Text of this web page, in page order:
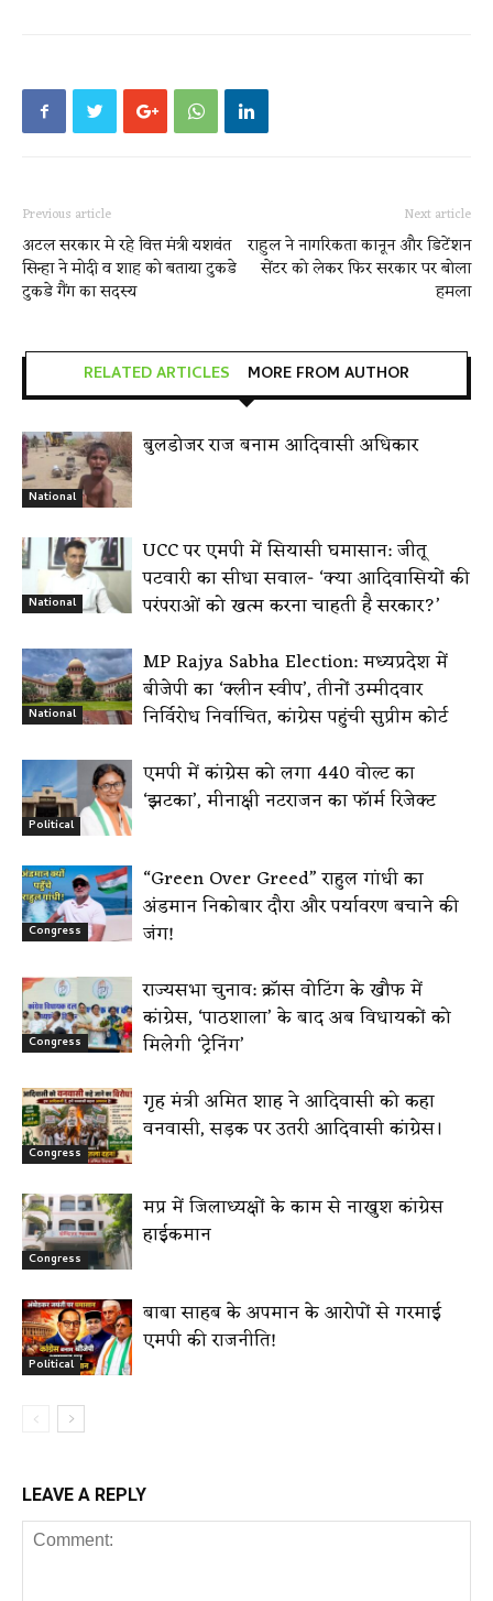
Previous article
अटल सरकार मे रहे वित्त मंत्री यशवंत
सिन्हा ने मोदी व शाह को बताया टुकडे
टुकडे गैंग का सदस्य
Next article
राहुल ने नागरिकता कानून और डिटेंशन
सेंटर को लेकर फिर सरकार पर बोला
हमला
RELATED ARTICLES MORE FROM AUTHOR
National
बुलडोजर राज बनाम आदिवासी अधिकार
National
UCC पर एमपी में सियासी घमासान: जीतू
पटवारी का सीधा सवाल- ‘क्या आदिवासियों की
परंपराओं को खत्म करना चाहती है सरकार?’
National
MP Rajya Sabha Election: मध्यप्रदेश में
बीजेपी का ‘क्लीन स्वीप’, तीनों उम्मीदवार
निर्विरोध निर्वाचित, कांग्रेस पहुंची सुप्रीम कोर्ट
Political
एमपी में कांग्रेस को लगा 440 वोल्ट का
‘झटका’, मीनाक्षी नटराजन का फॉर्म रिजेक्ट
Congress
“Green Over Greed” राहुल गांधी का
अंडमान निकोबार दौरा और पर्यावरण बचाने की
जंग!
Congress
राज्यसभा चुनाव: क्रॉस वोटिंग के खौफ में
कांग्रेस, ‘पाठशाला’ के बाद अब विधायकों को
मिलेगी ‘ट्रेनिंग’
Congress
गृह मंत्री अमित शाह ने आदिवासी को कहा
वनवासी, सड़क पर उतरी आदिवासी कांग्रेस।
Congress
मप्र में जिलाध्यक्षों के काम से नाखुश कांग्रेस
हाईकमान
Political
बाबा साहब के अपमान के आरोपों से गरमाई
एमपी की राजनीति!
LEAVE A REPLY